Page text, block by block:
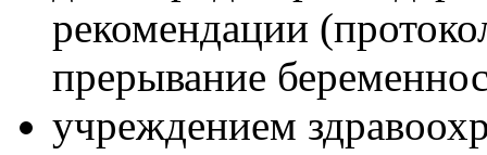
рекомендации
прерывание
учреждением